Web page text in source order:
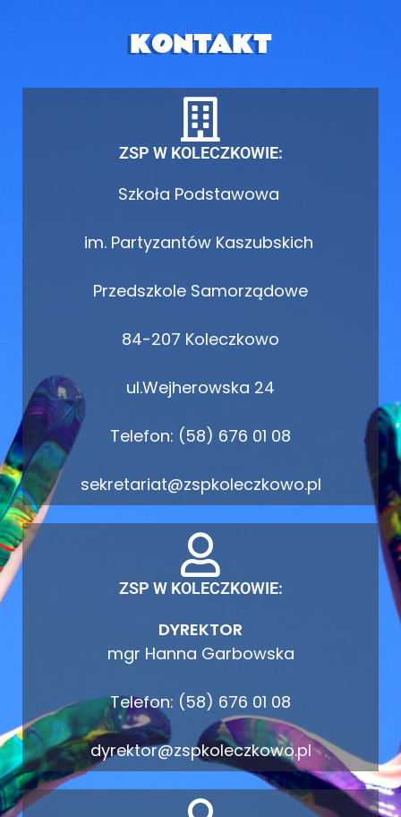
KONTAKT
ZSP W KOLECZKOWIE:
Szkoła Podstawowa
im. Partyzantów Kaszubskich
Przedszkole Samorządowe
84-207 Koleczkowo
ul.Wejherowska 24
Telefon: (58) 676 01 08
sekretariat@zspkoleczkowo.pl
ZSP W KOLECZKOWIE:
DYREKTOR
mgr Hanna Garbowska
Telefon: (58) 676 01 08
dyrektor@zspkoleczkowo.pl